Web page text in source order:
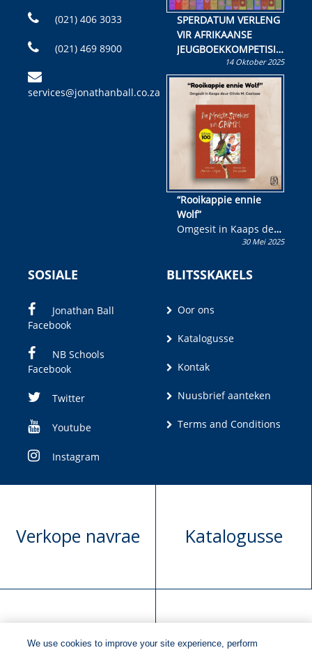
(021) 406 3033
(021) 469 8900
services@jonathanball.co.za
SPERDATUM VERLENG
VIR AFRIKAANSE
JEUGBOEKKOMPETISIE
Skryf ’n jeugboek of
kinderboek en staan ’n
kans om R50 000 te
wen!
14 Oktober 2025
“Rooikappie ennie
Wolf”
Omgesit in Kaaps deur
Olivia M. Coetzee30 Mei 2025
SOSIALE
Jonathan Ball
Facebook
NB Schools
Facebook
Twitter
Youtube
Instagram
BLITSSKAKELS
Oor ons
Katalogusse
Kontak
Nuusbrief aanteken
Terms and Conditions
Verkope navrae Katalogusse
Manuskrip Versoek boekregte
We use cookies to improve your site experience, perform